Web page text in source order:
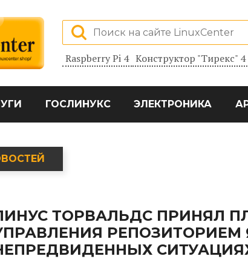
Raspberry Pi 4 Конструктор "Тирекс" 4
ГОСЛИНУКС ЭЛЕКТРОНИКА
ТОРВАЛЬДС ПРИНЯЛ
РЕПОЗИТОРИЕМ